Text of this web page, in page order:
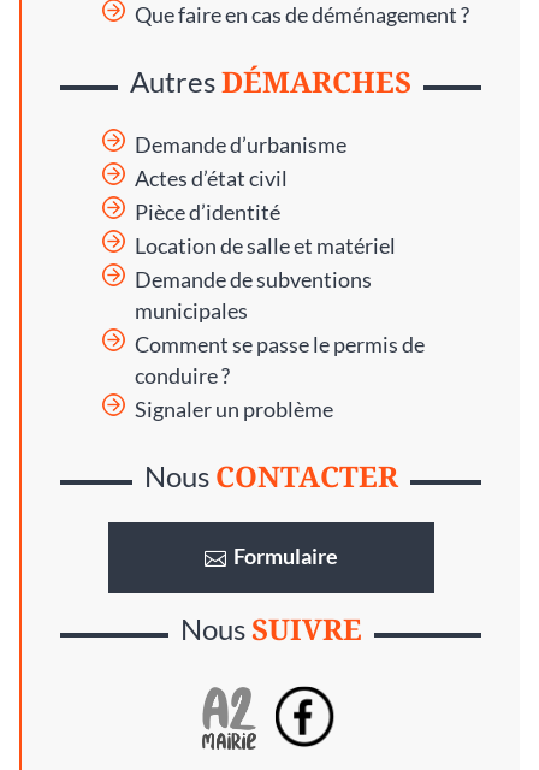
Que faire en cas de déménagement ?
AutresDÉMARCHES
Demande d’urbanisme
Actes d’état civil
Pièce d’identité
Location de salle et matériel
Demande de subventions
municipales
Comment se passe le permis de
conduire ?
Signaler un problème
Nous CONTACTER
Formulaire
NousSUIVRE